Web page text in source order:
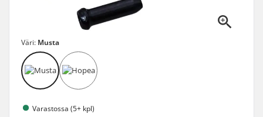
Väri: Musta
Varastossa (5+ kpl)